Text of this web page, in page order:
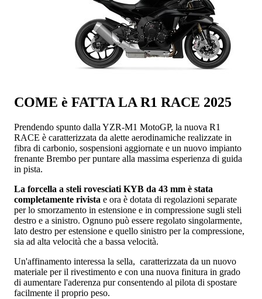
COME è FATTA LA R1 RACE 2025
Prendendo spunto dalla YZR-M1 MotoGP, la nuova R1
RACE è caratterizzata da alette aerodinamiche realizzate in
fibra di carbonio, sospensioni aggiornate e un nuovo impianto
frenante Brembo per puntare alla massima esperienza di guida
in pista.
La forcella a steli rovesciati KYB da 43 mm è stata
completamente rivista e ora è dotata di regolazioni separate
per lo smorzamento in estensione e in compressione sugli steli
destro e a sinistro. Ognuno può essere regolato singolarmente,
lato destro per estensione e quello sinistro per la compressione,
sia ad alta velocità che a bassa velocità.
Un'affinamento interessa la sella, caratterizzata da un nuovo
materiale per il rivestimento e con una nuova finitura in grado
di aumentare l'aderenza pur consentendo al pilota di spostare
facilmente il proprio peso.